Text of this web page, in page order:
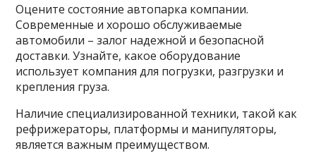
Оцените состояние автопарка компании.
Современные и хорошо обслуживаемые
автомобили – залог надежной и безопасной
доставки. Узнайте, какое оборудование
использует компания для погрузки, разгрузки и
крепления груза.
Наличие специализированной техники, такой как
рефрижераторы, платформы и манипуляторы,
является важным преимуществом.